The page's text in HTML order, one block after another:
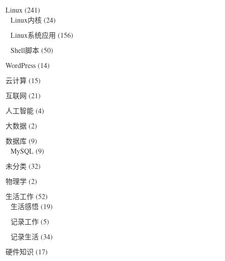
Linux (241)
Linux内核 (24)
Linux系统应用 (156)
Shell脚本 (50)
WordPress (14)
云计算 (15)
互联网 (21)
人工智能 (4)
大数据 (2)
数据库 (9)
MySQL (9)
未分类 (32)
物理学 (2)
生活工作 (52)
生活感悟 (19)
记录工作 (5)
记录生活 (34)
硬件知识 (17)